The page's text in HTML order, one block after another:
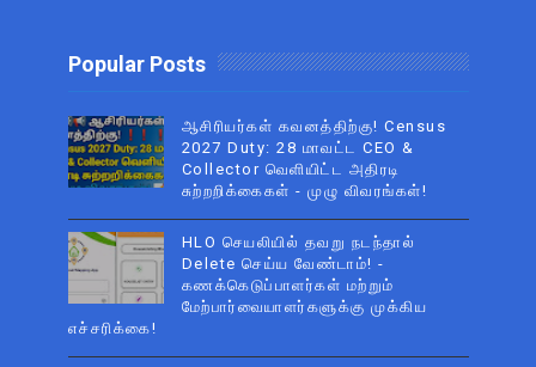
Popular Posts
ஆசிரியர்கள் கவனத்திற்கு! Census
2027 Duty: 28 மாவட்ட CEO &
Collector வெளியிட்ட அதிரடி
சுற்றறிக்கைகள் - முழு விவரங்கள்!
HLO செயலியில் தவறு நடந்தால்
Delete செய்ய வேண்டாம்! -
கணக்கெடுப்பாளர்கள் மற்றும்
மேற்பார்வையாளர்களுக்கு முக்கிய
எச்சரிக்கை!